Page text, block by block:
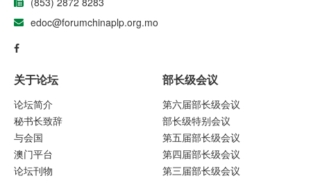
edoc@forumchinaplp.org.mo
关于论坛
论坛简介
秘书长致辞
与会国
澳门平台
论坛刊物
部长级会议
第六届部长级会议
部长级特别会议
第五届部长级会议
第四届部长级会议
第三届部长级会议